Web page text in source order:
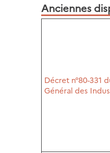
Anciennes
Décret n°80-331
Général des